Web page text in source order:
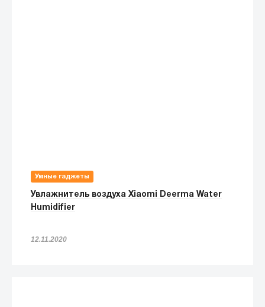
Умные гаджеты
Увлажнитель воздуха Xiaomi Deerma Water
Humidifier
12.11.2020